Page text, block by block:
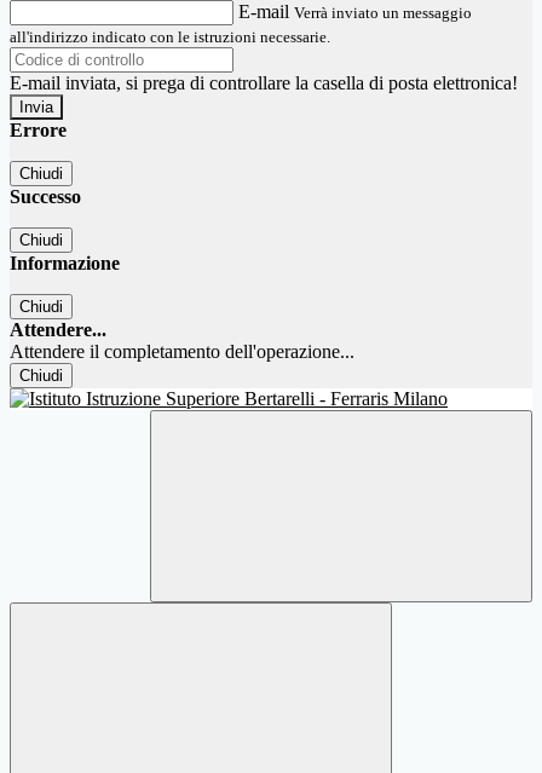
E-mail Verrà inviato un messaggio
all'indirizzo indicato con le istruzioni necessarie.
E-mail inviata, si prega di controllare la casella di posta elettronica!
Errore
Chiudi
Successo
Chiudi
Informazione
Chiudi
Attendere...
Attendere il completamento dell'operazione...
Chiudi